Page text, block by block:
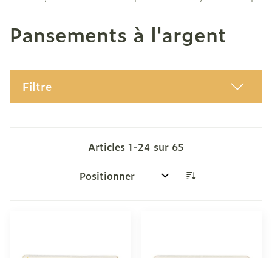
Pansements à l'argent
Filtre
Articles 1-24 sur 65
Trier par: